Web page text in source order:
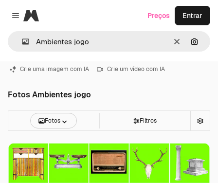
Close menu
Magnific
Limpar
Preços Entrar
Crie uma imagem com IA Crie um vídeo com IA
Fotos Ambientes jogo
Fotos Filtros